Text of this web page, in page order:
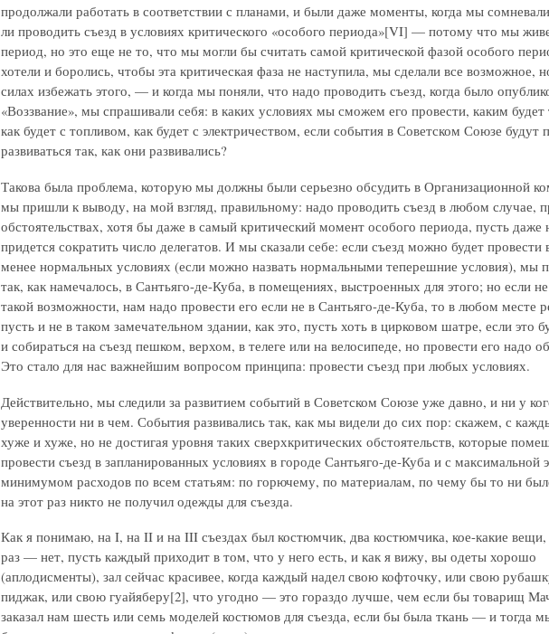
продолжали работать в соответствии с планами, и были даже моменты, когда мы
ли проводить съезд в условиях критического «особого периода»[VI] — потому что мы
период, но это еще не то, что мы могли бы считать самой критической фазой особого
хотели и боролись, чтобы эта критическая фаза не наступила, мы сделали все возможное,
силах избежать этого, — и когда мы поняли, что надо проводить съезд, когда было
«Воззвание», мы спрашивали себя: в каких условиях мы сможем его провести, каким будет
как будет с топливом, как будет с электричеством, если события в Советском Союзе будут
развиваться так, как они развивались?
Такова была проблема, которую мы должны были серьезно обсудить в Организационной
мы пришли к выводу, на мой взгляд, правильному: надо проводить съезд в любом случае,
обстоятельствах, хотя бы даже в самый критический момент особого периода, пусть даже
придется сократить число делегатов. И мы сказали себе: если съезд можно будет провести
менее нормальных условиях (если можно назвать нормальными теперешние условия), мы
так, как намечалось, в Сантьяго-де-Куба, в помещениях, выстроенных для этого; но если
такой возможности, нам надо провести его если не в Сантьяго-де-Куба, то в любом месте
пусть и не в таком замечательном здании, как это, пусть хоть в цирковом шатре, если это
и собираться на съезд пешком, верхом, в телеге или на велосипеде, но провести его надо
Это стало для нас важнейшим вопросом принципа: провести съезд при любых условиях.
Действительно, мы следили за развитием событий в Советском Союзе уже давно, и ни у
уверенности ни в чем. События развивались так, как мы видели до сих пор: скажем, с
хуже и хуже, но не достигая уровня таких сверхкритических обстоятельств, которые
провести съезд в запланированных условиях в городе Сантьяго-де-Куба и с максимальной
минимумом расходов по всем статьям: по горючему, по материалам, по чему бы то ни
на этот раз никто не получил одежды для съезда.
Как я понимаю, на I, на II и на III съездах был костюмчик, два костюмчика, кое-какие вещи,
раз — нет, пусть каждый приходит в том, что у него есть, и как я вижу, вы одеты хорошо
(аплодисменты), зал сейчас красивее, когда каждый надел свою кофточку, или свою
пиджак, или свою гуайяберу[2], что угодно — это гораздо лучше, чем если бы товарищ
заказал нам шесть или семь моделей костюмов для съезда, если бы была ткань — и тогда